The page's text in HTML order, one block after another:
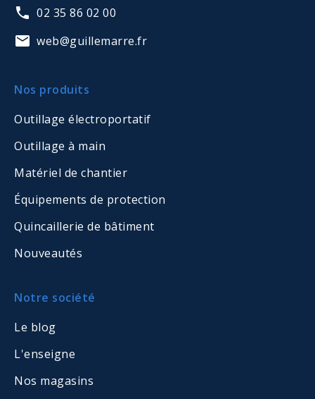
02 35 86 02 00
web@guillemarre.fr
Nos produits
Outillage électroportatif
Outillage à main
Matériel de chantier
Équipements de protection
Quincaillerie de bâtiment
Nouveautés
Notre société
Le blog
L'enseigne
Nos magasins